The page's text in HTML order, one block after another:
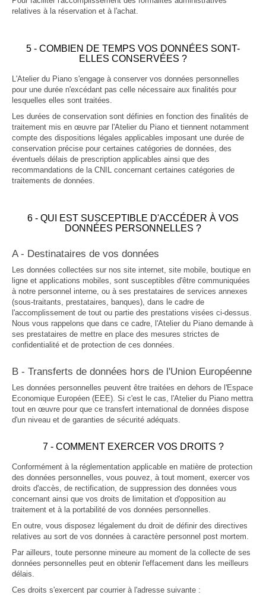
relatives à la réservation et à l'achat.
5 - COMBIEN DE TEMPS VOS DONNÉES SONT-
ELLES CONSERVÉES ?
L'Atelier du Piano s'engage à conserver vos données personnelles
pour une durée n'excédant pas celle nécessaire aux finalités pour
lesquelles elles sont traitées.
Les durées de conservation sont définies en fonction des finalités de
traitement mis en œuvre par l'Atelier du Piano et tiennent notamment
compte des dispositions légales applicables imposant une durée de
conservation précise pour certaines catégories de données, des
éventuels délais de prescription applicables ainsi que des
recommandations de la CNIL concernant certaines catégories de
traitements de données.
6 - QUI EST SUSCEPTIBLE D'ACCÉDER À VOS
DONNÉES PERSONNELLES ?
A - Destinataires de vos données
Les données collectées sur nos site internet, site mobile, boutique en
ligne et applications mobiles, sont susceptibles d'être communiquées
à notre personnel interne, ou à ses prestataires de services annexes
(sous-traitants, prestataires, banques), dans le cadre de
l'accomplissement de tout ou partie des prestations visées ci-dessus.
Nous vous rappelons que dans ce cadre, l'Atelier du Piano demande à
ses prestataires de mettre en place des mesures strictes de
confidentialité et de protection de ces données.
B - Transferts de données hors de l'Union Européenne
Les données personnelles peuvent être traitées en dehors de l'Espace
Economique Européen (EEE). Si c'est le cas, l'Atelier du Piano mettra
tout en œuvre pour que ce transfert international de données dispose
d'un niveau et de garanties de sécurité adéquats.
7 - COMMENT EXERCER VOS DROITS ?
Conformément à la réglementation applicable en matière de protection
des données personnelles, vous pouvez, à tout moment, exercer vos
droits d'accès, de rectification, de suppression des données vous
concernant ainsi que vos droits de limitation et d'opposition au
traitement et à la portabilité de vos données personnelles.
En outre, vous disposez légalement du droit de définir des directives
relatives au sort de vos données à caractère personnel post mortem.
Par ailleurs, toute personne mineure au moment de la collecte de ses
données personnelles peut en obtenir l'effacement dans les meilleurs
délais.
Ces droits s'exercent par courrier à l'adresse suivante :